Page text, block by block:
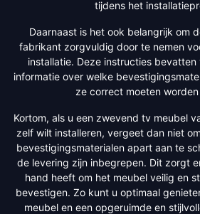
tijdens het
Daarnaast is het ook belangrijk om
fabrikant zorgvuldig door te nemen
installatie. Deze instructies
informatie over welke
ze correct moeten
Kortom, als u een zwevend tv meubel
zelf wilt installeren, vergeet dan niet
bevestigingsmaterialen apart aan te
de levering zijn inbegrepen. Dit zorgt
hand heeft om het meubel veilig en
bevestigen. Zo kunt u optimaal
meubel en een opgeruimde en